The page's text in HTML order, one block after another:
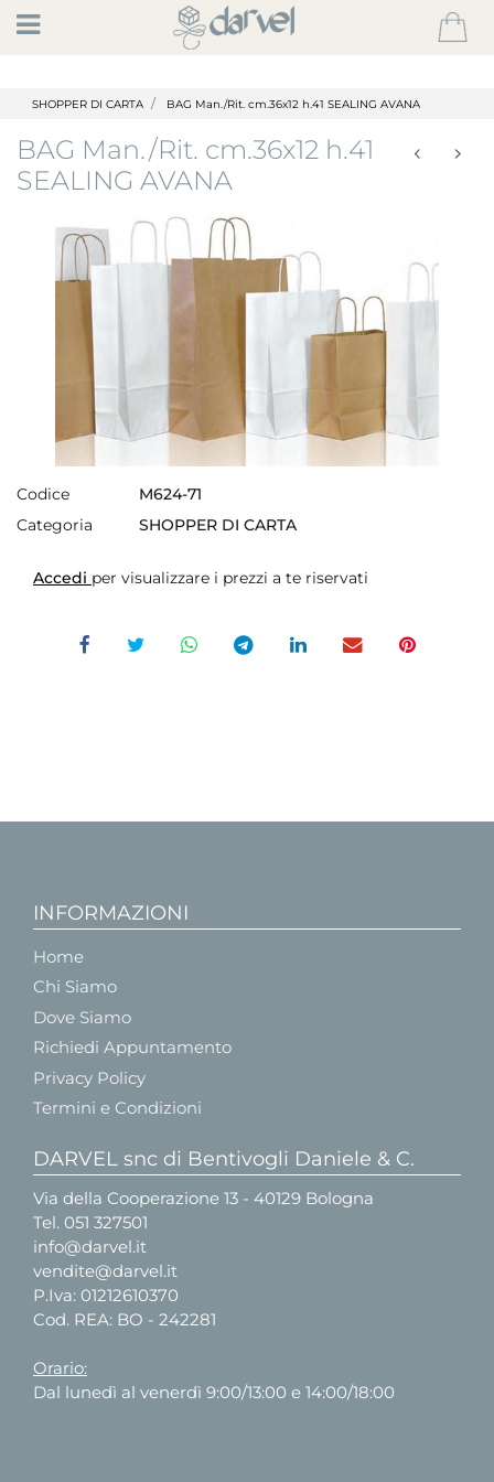
Open
SHOPPER DI CARTA BAG Man./Rit. cm.36x12 h.41 SEALING AVANA
BAG Man./Rit. cm.36x12 h.41
SEALING AVANA
Codice
M624-71
Categoria
SHOPPER DI CARTA
Accedi per visualizzare i prezzi a te riservati
INFORMAZIONI
Home
Chi Siamo
Dove Siamo
Richiedi Appuntamento
Privacy Policy
Termini e Condizioni
DARVEL snc di Bentivogli Daniele & C.
Via della Cooperazione 13 - 40129 Bologna
Tel. 051 327501
info@darvel.it
vendite@darvel.it
P.Iva: 01212610370
Cod. REA: BO - 242281
Orario:
Dal lunedì al venerdì 9:00/13:00 e 14:00/18:00